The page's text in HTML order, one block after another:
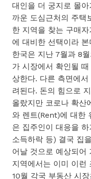
대인을 더 궁지로 몰
까운 도심근처의 주택
한 지역을 찾는 구매
에 대비한 선택이라 본
한국은 지난 7월과 8
가 시장에서 확인될
상한다. 다른 측면에
려된다. 돈의 힘으로
올랐지만 코로나 확산
와 렌트(Rent)에 대한
은 집주인이 대응을
소득하락 등) 결국 집
어날 것으로 예상되어
지역에서는 이미 이런
10월 각국 부동산 시